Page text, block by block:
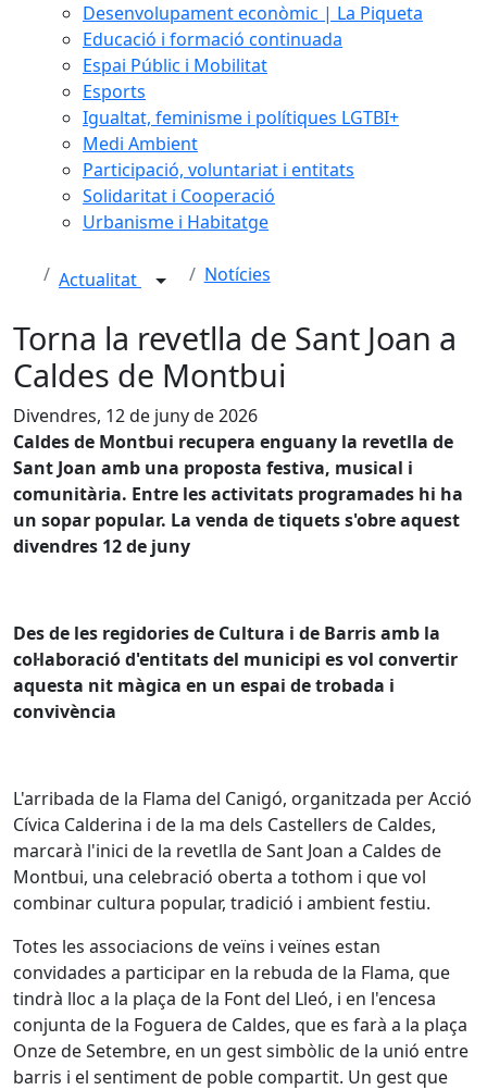
Desenvolupament econòmic | La Piqueta
Educació i formació continuada
Espai Públic i Mobilitat
Esports
Igualtat, feminisme i polítiques LGTBI+
Medi Ambient
Participació, voluntariat i entitats
Solidaritat i Cooperació
Urbanisme i Habitatge
Actualitat Notícies
Torna la revetlla de Sant Joan a
Caldes de Montbui
Divendres, 12 de juny de 2026
Caldes de Montbui recupera enguany la revetlla de
Sant Joan amb una proposta festiva, musical i
comunitària. Entre les activitats programades hi ha
un sopar popular. La venda de tiquets s'obre aquest
divendres 12 de juny
Des de les regidories de Cultura i de Barris amb la
col·laboració d'entitats del municipi es vol convertir
aquesta nit màgica en un espai de trobada i
convivència
L'arribada de la Flama del Canigó, organitzada per Acció
Cívica Calderina i de la ma dels Castellers de Caldes,
marcarà l'inici de la revetlla de Sant Joan a Caldes de
Montbui, una celebració oberta a tothom i que vol
combinar cultura popular, tradició i ambient festiu.
Totes les associacions de veïns i veïnes estan
convidades a participar en la rebuda de la Flama, que
tindrà lloc a la plaça de la Font del Lleó, i en l'encesa
conjunta de la Foguera de Caldes, que es farà a la plaça
Onze de Setembre, en un gest simbòlic de la unió entre
barris i el sentiment de poble compartit. Un gest que